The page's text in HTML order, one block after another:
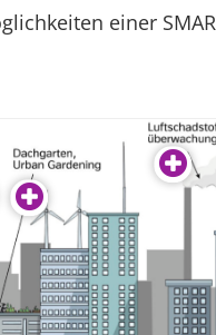
einer